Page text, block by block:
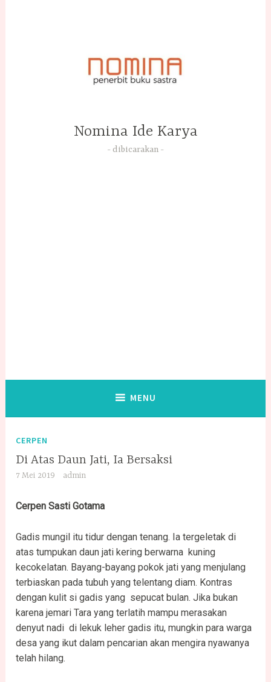
Nomina Ide Karya
dibicarakan
MENU
CERPEN
Di Atas Daun Jati, Ia Bersaksi
7 Mei 2019 admin
Cerpen Sasti Gotama
Gadis mungil itu tidur dengan tenang. Ia tergeletak di
atas tumpukan daun jati kering berwarna kuning
kecokelatan. Bayang-bayang pokok jati yang menjulang
terbiaskan pada tubuh yang telentang diam. Kontras
dengan kulit si gadis yang sepucat bulan. Jika bukan
karena jemari Tara yang terlatih mampu merasakan
denyut nadi di lekuk leher gadis itu, mungkin para warga
desa yang ikut dalam pencarian akan mengira nyawanya
telah hilang.